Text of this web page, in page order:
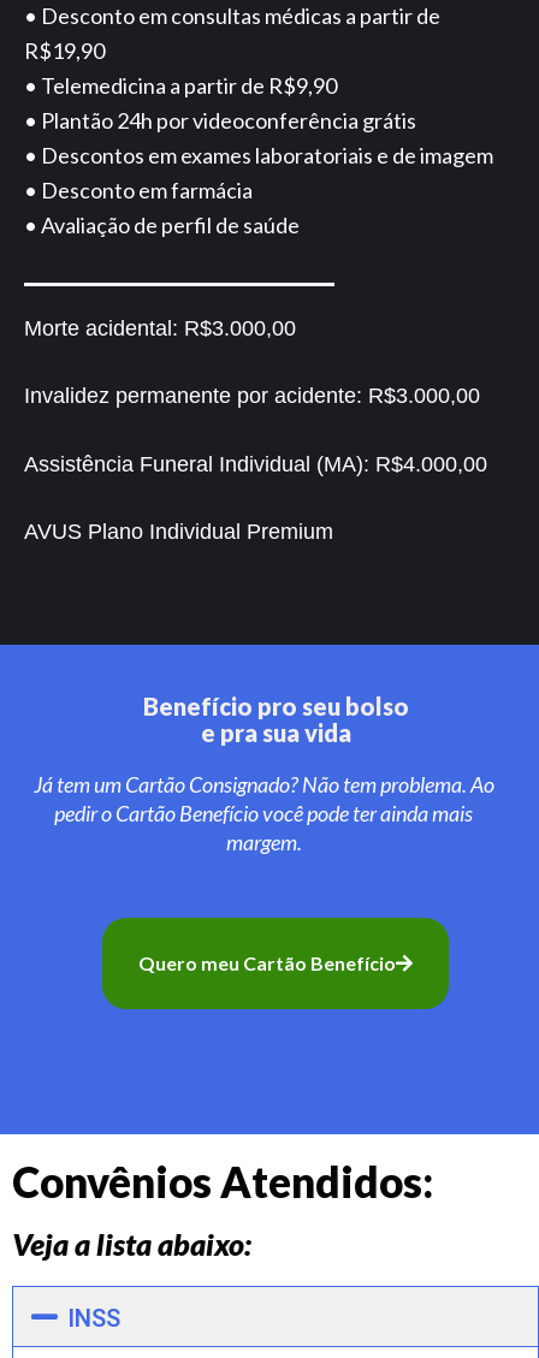
• Desconto em consultas médicas a partir de
R$19,90
• Telemedicina a partir de R$9,90
• Plantão 24h por videoconferência grátis
• Descontos em exames laboratoriais e de imagem
• Desconto em farmácia
• Avaliação de perfil de saúde
Morte acidental: R$3.000,00
Invalidez permanente por acidente: R$3.000,00
Assistência Funeral Individual (MA): R$4.000,00
AVUS Plano Individual Premium
Benefício pro seu bolso
e pra sua vida
Já tem um Cartão Consignado? Não tem problema. Ao
pedir o Cartão Benefício você pode ter ainda mais
margem.
Quero meu Cartão Benefício
Convênios Atendidos:
Veja a lista abaixo:
INSS